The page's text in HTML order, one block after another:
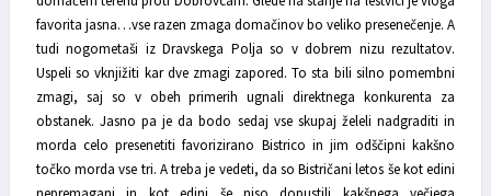
favorita jasna…vse razen zmaga domačinov bo veliko presenečenje. A
tudi nogometaši iz Dravskega Polja so v dobrem nizu rezultatov.
Uspeli so vknjižiti kar dve zmagi zapored. To sta bili silno pomembni
zmagi, saj so v obeh primerih ugnali direktnega konkurenta za
obstanek. Jasno pa je da bodo sedaj vse skupaj želeli nadgraditi in
morda celo presenetiti favorizirano Bistrico in jim odščipni kakšno
točko morda vse tri. A treba je vedeti, da so Bistričani letos še kot edini